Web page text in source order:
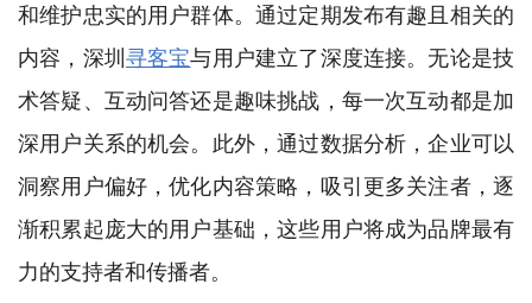
和维护忠实的用户群体。通过定期发布有趣且相关的
内容，深圳寻客宝与用户建立了深度连接。无论是技
术答疑、互动问答还是趣味挑战，每一次互动都是加
深用户关系的机会。此外，通过数据分析，企业可以
洞察用户偏好，优化内容策略，吸引更多关注者，逐
渐积累起庞大的用户基础，这些用户将成为品牌最有
力的支持者和传播者。